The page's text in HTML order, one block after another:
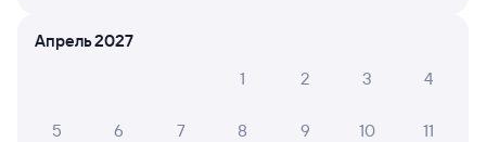
Апрель 2027
1
2 3 4
5 6 7 8 9 10 11